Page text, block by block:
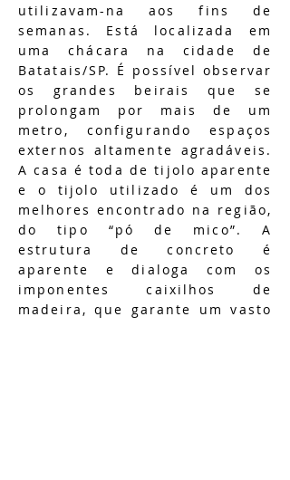
utilizavam-na aos fins de
semanas. Está localizada em
uma chácara na cidade de
Batatais/SP. É possível observar
os grandes beirais que se
prolongam por mais de um
metro, configurando espaços
externos altamente agradáveis.
A casa é toda de tijolo aparente
e o tijolo utilizado é um dos
melhores encontrado na região,
do tipo “pó de mico”. A
estrutura de concreto é
aparente e dialoga com os
imponentes caixilhos de
madeira, que garante um vasto